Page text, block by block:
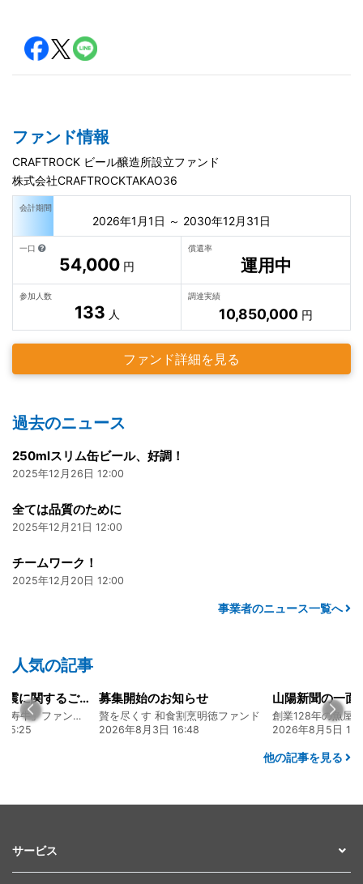
ファンド情報
CRAFTROCK ビール醸造所設立ファンド
株式会社CRAFTROCKTAKAO36
会計期間
2026年1月1日 ～ 2030年12月31日
一口
54,000 円
償還率
運用中
参加人数
133 人
調達実績
10,850,000 円
ファンド詳細を見る
過去のニュース
250mlスリム缶ビール、好調！
2025年12月26日 12:00
全ては品質のために
2025年12月21日 12:00
チームワーク！
2025年12月20日 12:00
事業者のニュース一覧へ
人気の記事
令和8年熊本地震に関するご報告
熊本 あか牛「延寿牛」ファンド2026
15:25
募集開始のお知らせ
贅を尽くす 和食割烹明徳ファンド
2026年8月3日 16:48
2026年8月5日
他の記事を見る
サービス